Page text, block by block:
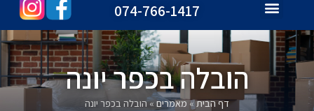
074-766-1417
הובלה בכפר יונה
דף הבית»מאמרים »הובלה בכפר יונה